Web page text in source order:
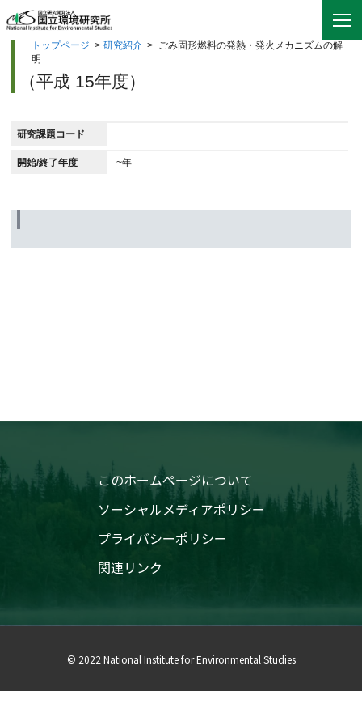
トップページ > 研究紹介 > ごみ固形燃料の発熱・発火メカニズムの解
明
（平成 15年度）
研究課題コード
開始/終了年度 ~年
このホームページについて
ソーシャルメディアポリシー
プライバシーポリシー
関連リンク
© 2022 National Institute for Environmental Studies